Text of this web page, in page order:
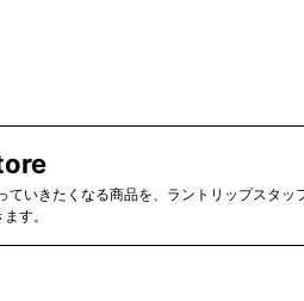
ていきたくなる商品を、ラントリップスタッ
す。